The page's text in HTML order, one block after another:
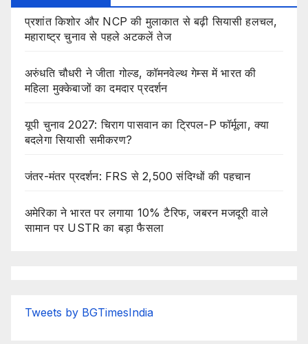
प्रशांत किशोर और NCP की मुलाकात से बढ़ी सियासी हलचल,
महाराष्ट्र चुनाव से पहले अटकलें तेज
अरुंधति चौधरी ने जीता गोल्ड, कॉमनवेल्थ गेम्स में भारत की
महिला मुक्केबाजों का दमदार प्रदर्शन
यूपी चुनाव 2027: चिराग पासवान का ट्रिपल-P फॉर्मूला, क्या
बदलेगा सियासी समीकरण?
जंतर-मंतर प्रदर्शन: FRS से 2,500 संदिग्धों की पहचान
अमेरिका ने भारत पर लगाया 10% टैरिफ, जबरन मजदूरी वाले
सामान पर USTR का बड़ा फैसला
Tweets by BGTimesIndia